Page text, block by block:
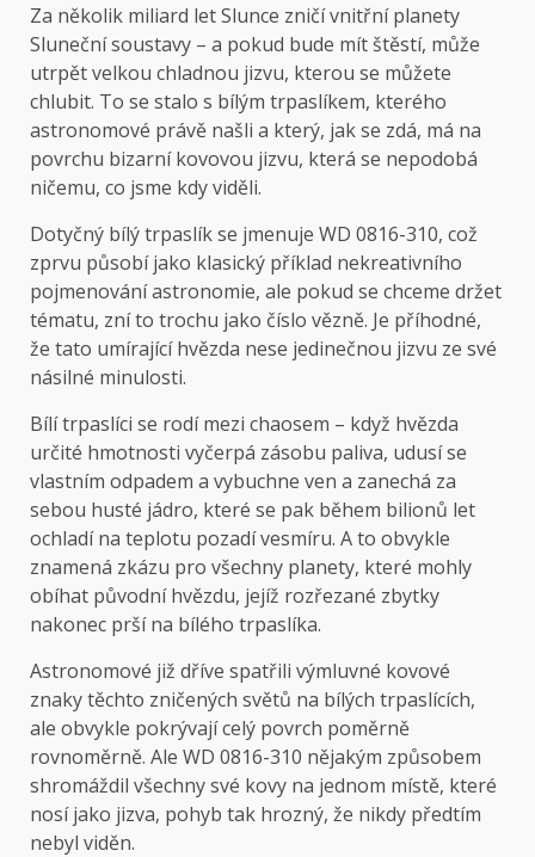
Za několik miliard let Slunce zničí vnitřní planety
Sluneční soustavy – a pokud bude mít štěstí, může
utrpět velkou chladnou jizvu, kterou se můžete
chlubit. To se stalo s bílým trpaslíkem, kterého
astronomové právě našli a který, jak se zdá, má na
povrchu bizarní kovovou jizvu, která se nepodobá
ničemu, co jsme kdy viděli.
Dotyčný bílý trpaslík se jmenuje WD 0816-310, což
zprvu působí jako klasický příklad nekreativního
pojmenování astronomie, ale pokud se chceme držet
tématu, zní to trochu jako číslo vězně. Je příhodné,
že tato umírající hvězda nese jedinečnou jizvu ze své
násilné minulosti.
Bílí trpaslíci se rodí mezi chaosem – když hvězda
určité hmotnosti vyčerpá zásobu paliva, udusí se
vlastním odpadem a vybuchne ven a zanechá za
sebou husté jádro, které se pak během bilionů let
ochladí na teplotu pozadí vesmíru. A to obvykle
znamená zkázu pro všechny planety, které mohly
obíhat původní hvězdu, jejíž rozřezané zbytky
nakonec prší na bílého trpaslíka.
Astronomové již dříve spatřili výmluvné kovové
znaky těchto zničených světů na bílých trpaslících,
ale obvykle pokrývají celý povrch poměrně
rovnoměrně. Ale WD 0816-310 nějakým způsobem
shromáždil všechny své kovy na jednom místě, které
nosí jako jizva, pohyb tak hrozný, že nikdy předtím
nebyl viděn.